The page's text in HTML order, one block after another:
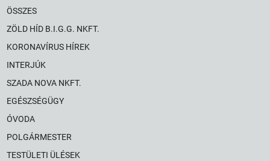
ÖSSZES
ZÖLD HÍD B.I.G.G. NKFT.
KORONAVÍRUS HÍREK
INTERJÚK
SZADA NOVA NKFT.
EGÉSZSÉGÜGY
ÓVODA
POLGÁRMESTER
TESTÜLETI ÜLÉSEK